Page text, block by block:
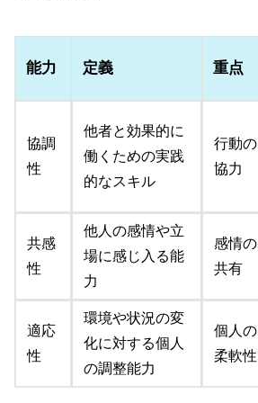
能力 定義 重点
協調
性
他者と効果的に
働くための実践
的なスキル
行動の
協力
共感
性
他人の感情や立
場に感じ入る能
力
感情の
共有
適応
性
環境や状況の変
化に対する個人
の調整能力
個人の
柔軟性